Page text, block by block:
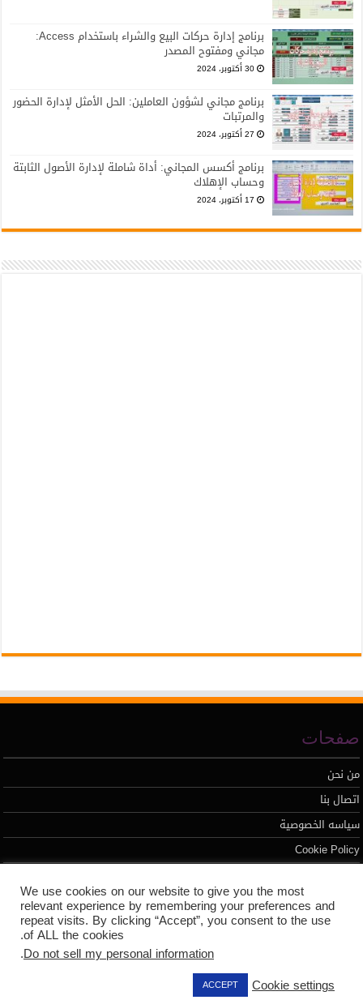
برنامج إدارة حركات البيع والشراء باستخدام Access:
مجاني ومفتوح المصدر
30 أكتوبر، 2024
برنامج مجاني لشؤون العاملين: الحل الأمثل لإدارة الحضور
والمرتبات
27 أكتوبر، 2024
برنامج أكسس المجاني: أداة شاملة لإدارة الأصول الثابتة
وحساب الإهلاك
17 أكتوبر، 2024
صفحات
من نحن
اتصال بنا
سياسه الخصوصية
Cookie Policy
تطوير محمد السيد
We use cookies on our website to give you the most
relevant experience by remembering your preferences and
repeat visits. By clicking “Accept”, you consent to the use
of ALL the cookies.
Do not sell my personal information
.
Cookie settings
ACCEPT